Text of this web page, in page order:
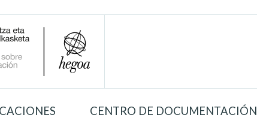
CENTRO DE DOCUMENTACIÓN